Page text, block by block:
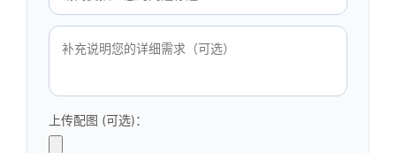
上传配图 (可选)：